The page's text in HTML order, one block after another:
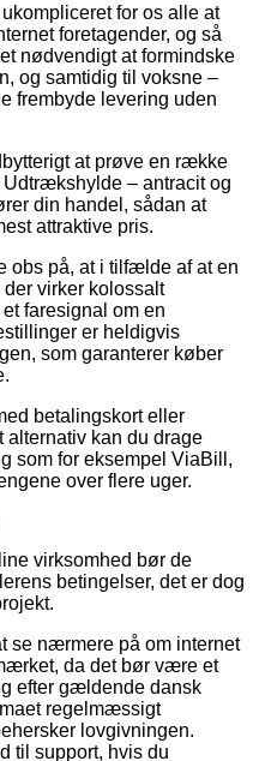
for os alle at
foretagender, og så
nødvendigt at formindske
og samtidig til voksne –
frembyde levering uden
at prøve en række
Udtrækshylde – antracit og
din handel, sådan at
attraktive pris.
obs på, at i tilfælde af at en
virker kolossalt
faresignal om en
er heldigvis
som garanterer køber
betalingskort eller
alternativ kan du drage
som for eksempel ViaBill,
over flere uger.
virksomhed bør de
betingelser, det er dog
se nærmere på om internet
da det bør være et
efter gældende dansk
regelmæssigt
lovgivningen.
til support, hvis du